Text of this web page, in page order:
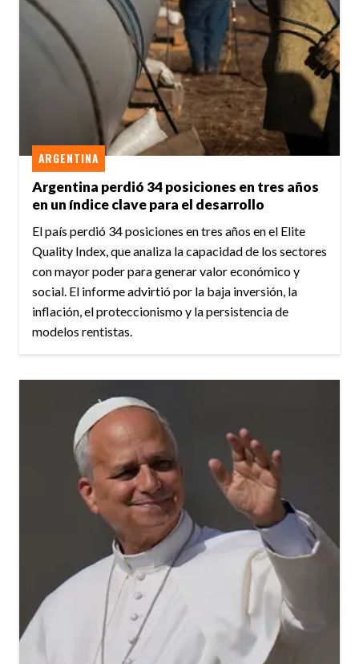
Argentina perdió 34 posiciones en tres años
en un índice clave para el desarrollo
ARGENTINA
El país perdió 34 posiciones en tres años en el Elite
Quality Index, que analiza la capacidad de los sectores
con mayor poder para generar valor económico y
social. El informe advirtió por la baja inversión, la
inflación, el proteccionismo y la persistencia de
modelos rentistas.